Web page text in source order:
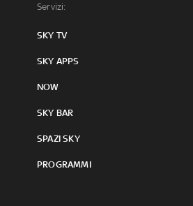
Servizi:
SKY TV
SKY APPS
NOW
SKY BAR
SPAZI SKY
PROGRAMMI